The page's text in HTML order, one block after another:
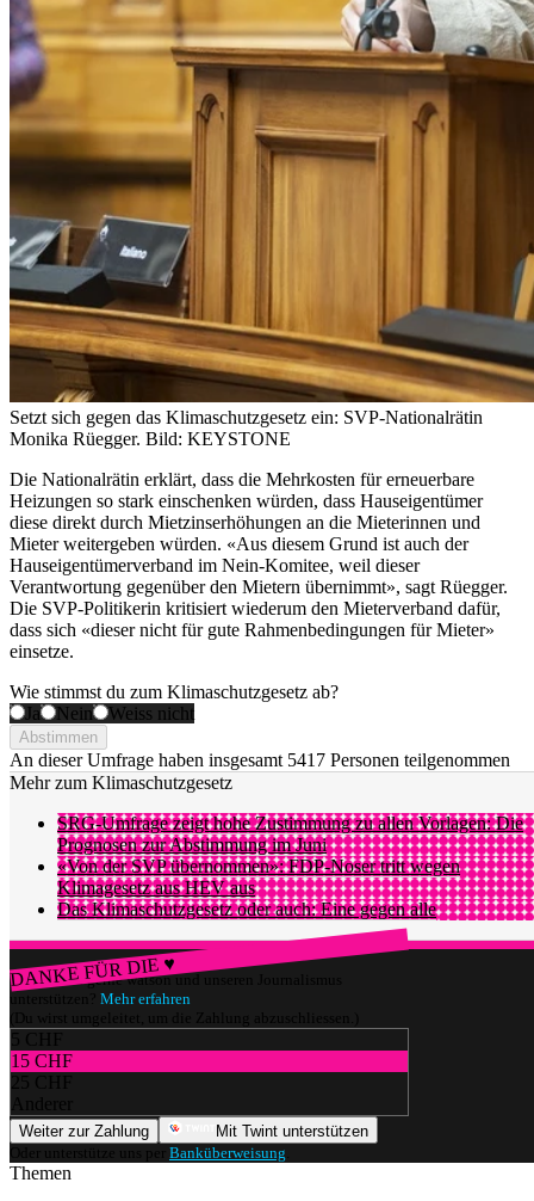
Setzt sich gegen das Klimaschutzgesetz ein: SVP-Nationalrätin
Monika Rüegger. Bild: KEYSTONE
Die Nationalrätin erklärt, dass die Mehrkosten für erneuerbare
Heizungen so stark einschenken würden, dass Hauseigentümer
diese direkt durch Mietzinserhöhungen an die Mieterinnen und
Mieter weitergeben würden. «Aus diesem Grund ist auch der
Hauseigentümerverband im Nein-Komitee, weil dieser
Verantwortung gegenüber den Mietern übernimmt», sagt Rüegger.
Die SVP-Politikerin kritisiert wiederum den Mieterverband dafür,
dass sich «dieser nicht für gute Rahmenbedingungen für Mieter»
einsetze.
Wie stimmst du zum Klimaschutzgesetz ab?
Ja
Nein Weiss nicht
Abstimmen
An dieser Umfrage haben insgesamt 5417 Personen teilgenommen
Mehr zum Klimaschutzgesetz
SRG-Umfrage zeigt hohe Zustimmung zu allen Vorlagen: Die
Prognosen zur Abstimmung im Juni
«Von der SVP übernommen»: FDP-Noser tritt wegen
Klimagesetz aus HEV aus
Das Klimaschutzgesetz oder auch: Eine gegen alle
DANKE FÜR DIE ♥
Würdest du gerne watson und unseren Journalismus
unterstützen? Mehr erfahren
(Du wirst umgeleitet, um die Zahlung abzuschliessen.)
5 CHF
15 CHF
25 CHF
Anderer
Weiter zur Zahlung
Mit Twint unterstützen
Oder unterstütze uns per Banküberweisung
Themen